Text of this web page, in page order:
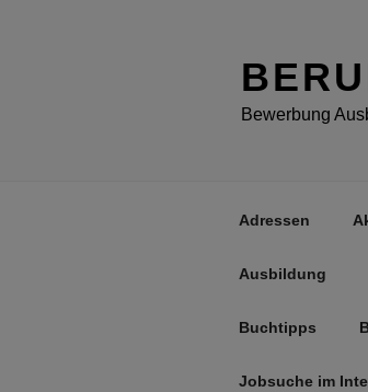
Bewerbung
Adressen
Ausbildung
Buchtipps
Jobsuche im